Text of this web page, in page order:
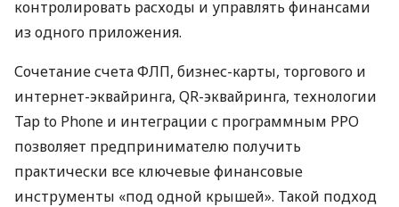
контролировать расходы и управлять финансами
из одного приложения.
Сочетание счета ФЛП, бизнес-карты, торгового и
интернет-эквайринга, QR-эквайринга, технологии
Tap to Phone и интеграции с программным РРО
позволяет предпринимателю получить
практически все ключевые финансовые
инструменты «под одной крышей». Такой подход